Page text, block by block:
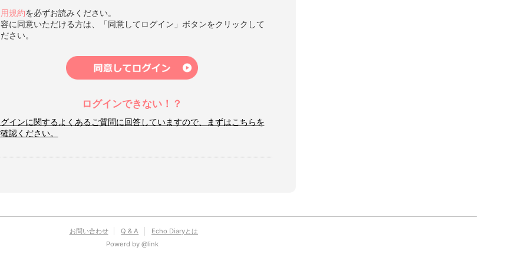
規約を必ずお読みください。
に同意いただける方は、「同意してログイン」ボタンをクリックして
さい。
ログインできない！？
インに関するよくあるご質問に回答していますので、まずはこちらを
認ください。
お問い合わせ Q & A
Echo Diaryとは
Powerd by @link